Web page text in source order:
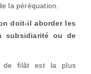
la péréquation.
doit-il aborder les
subsidiarité ou de
de filât est la plus